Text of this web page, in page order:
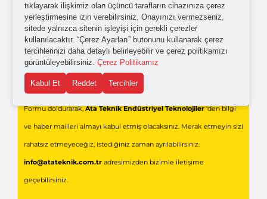
Gönder
Formu doldurarak, Ata Teknik Endüstriyel Teknolojiler'den bilgi
ve haber mailleri almayı kabul etmiş olacaksınız. Merak etmeyin sizi
rahatsız etmeyeceğiz, istediğiniz zaman ayrılabilirsiniz.
info@atateknik.com.tradresimizden bizimle iletişime
geçebilirsiniz.
tıklayarak ilişkimiz olan üçüncü tarafların cihazınıza çerez
yerleştirmesine izin verebilirsiniz. Onayınızı vermezseniz,
sitede yalnızca sitenin işleyişi için gerekli çerezler
kullanılacaktır. “Çerez Ayarları” butonunu kullanarak çerez
tercihlerinizi daha detaylı belirleyebilir ve çerez politikamızı
görüntüleyebilirsiniz. Çerez Politikamız
Kabul Et Reddet Tercihler